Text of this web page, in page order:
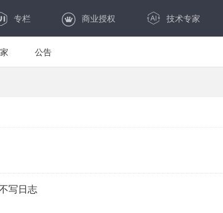
专栏 商业授权 技术专家
公告
写日志